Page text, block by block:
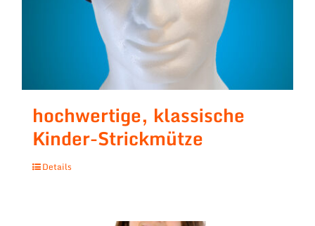
hochwertige, klassische
Kinder-Strickmütze
Details